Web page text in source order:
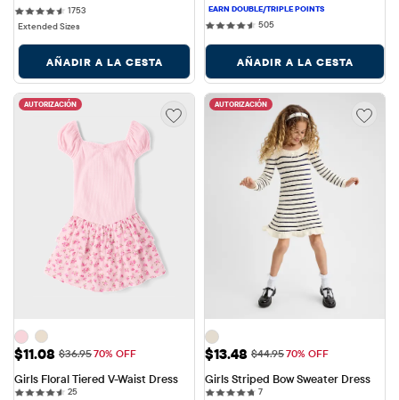
17531753 reviews
Extended Sizes
AÑADIR A LA CESTA
505505 reviews
AÑADIR A LA CESTA
AUTORIZACIÓN
Precio de venta: $11.08
$11.08 Precio original: $36.95
$36.9570% OFF
Girls Floral Tiered V-Waist Dress
2525 reviews
AUTORIZACIÓN
Precio de venta: $13.48
$13.48 Precio original: $44.95
$44.9570% OFF
Girls Striped Bow Sweater Dress
77 reviews